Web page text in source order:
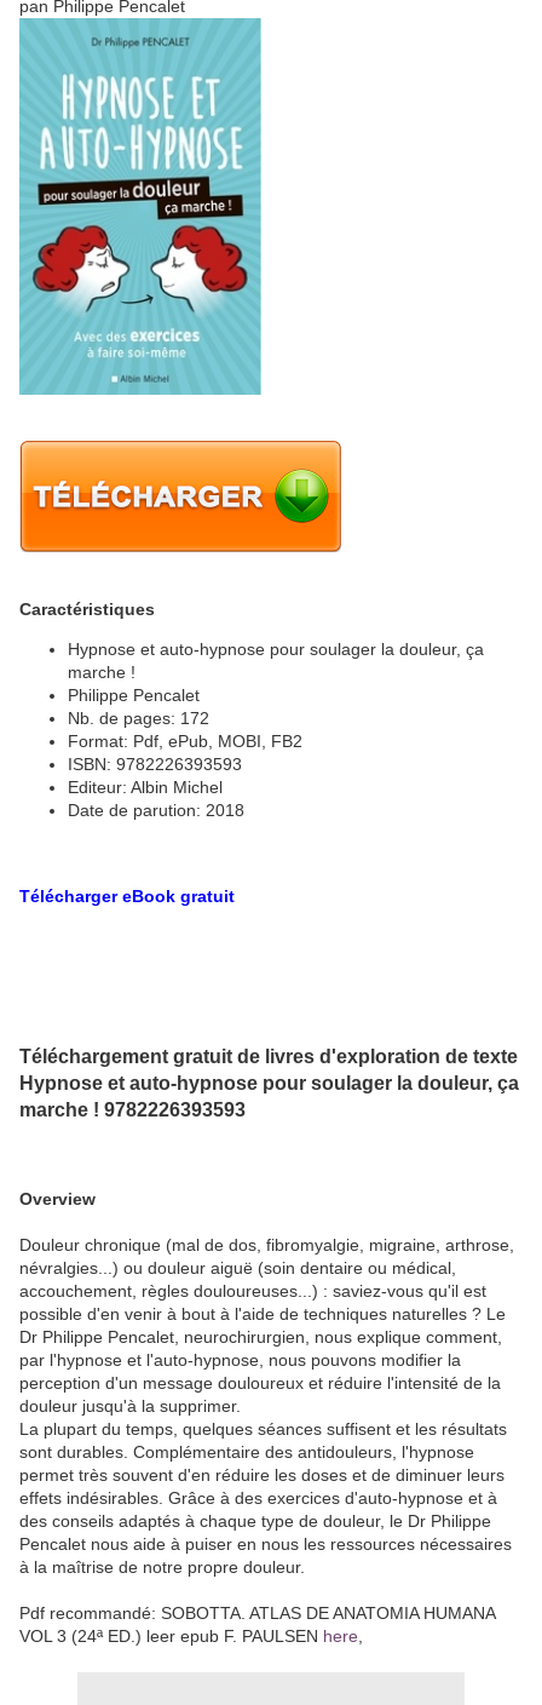
pan Philippe Pencalet
Caractéristiques
Hypnose et auto-hypnose pour soulager la douleur, ça
marche !
Philippe Pencalet
Nb. de pages: 172
Format: Pdf, ePub, MOBI, FB2
ISBN: 9782226393593
Editeur: Albin Michel
Date de parution: 2018
Télécharger eBook gratuit
Téléchargement gratuit de livres d'exploration de texte
Hypnose et auto-hypnose pour soulager la douleur, ça
marche ! 9782226393593
Overview
Douleur chronique (mal de dos, fibromyalgie, migraine, arthrose,
névralgies...) ou douleur aiguë (soin dentaire ou médical,
accouchement, règles douloureuses...) : saviez-vous qu'il est
possible d'en venir à bout à l'aide de techniques naturelles ? Le
Dr Philippe Pencalet, neurochirurgien, nous explique comment,
par l'hypnose et l'auto-hypnose, nous pouvons modifier la
perception d'un message douloureux et réduire l'intensité de la
douleur jusqu'à la supprimer.
La plupart du temps, quelques séances suffisent et les résultats
sont durables. Complémentaire des antidouleurs, l'hypnose
permet très souvent d'en réduire les doses et de diminuer leurs
effets indésirables. Grâce à des exercices d'auto-hypnose et à
des conseils adaptés à chaque type de douleur, le Dr Philippe
Pencalet nous aide à puiser en nous les ressources nécessaires
à la maîtrise de notre propre douleur.
Pdf recommandé: SOBOTTA. ATLAS DE ANATOMIA HUMANA
VOL 3 (24ª ED.) leer epub F. PAULSEN here